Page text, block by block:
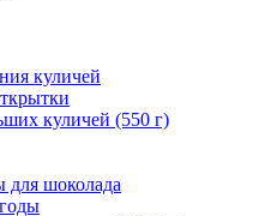
куличей
куличей (550 г)
шоколада